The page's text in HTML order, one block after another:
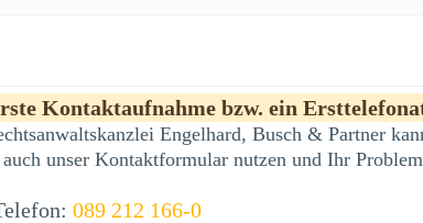
Kontaktaufnahme bzw. ein
Engelhard, Busch & Partner
unser Kontaktformular nutzen und Ihr
089 212 166-0